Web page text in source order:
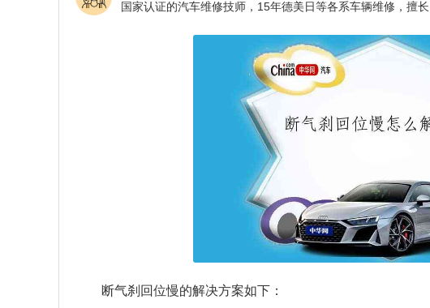
断气刹回位慢的解决方案如下：